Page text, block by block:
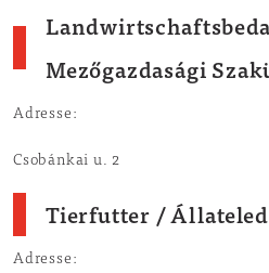
Mezőgazdasági
Adresse:
Csobánkai u. 2
Tierfutter /
Adresse: